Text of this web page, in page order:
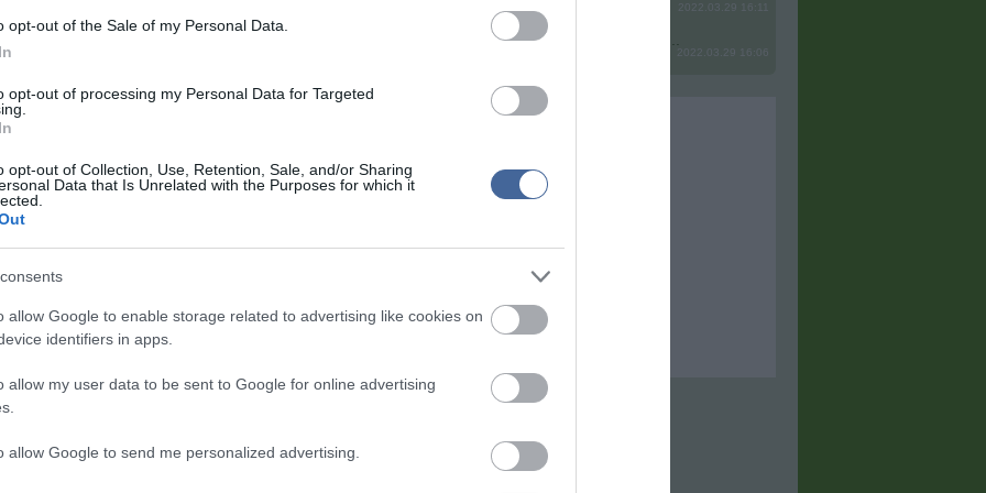
opt-out of the Sale of my Personal Data.
opt-out of processing my Personal Data for Targeted
opt-out of Collection, Use, Retention, Sale, and/or Sharing
Data that Is Unrelated with the Purposes for which it
allow Google to enable storage related to advertising like cookies on
identifiers in apps.
allow my user data to be sent to Google for online advertising
allow Google to send me personalized advertising.
hiszenmég az sem biztos, szexuálisan
e.
ha két ember tetszik egymásnak, szükséges,
is illeszkedjenek, különben aligha ér a dolog
beszélgetéseken, erős barátságon nem
érezzük kivárni bizonyos számú randit a
érzéseinkre. Ne később bánjuk meg, hogy
eleget.
a vibrátor? - Plusz 7 dolog, amit a nők
2022.03.29 16:11
Mit szólsz? Ide minden baromságot...
2022.03.29 16:06